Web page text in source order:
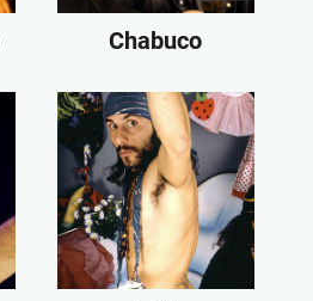
Chabuco